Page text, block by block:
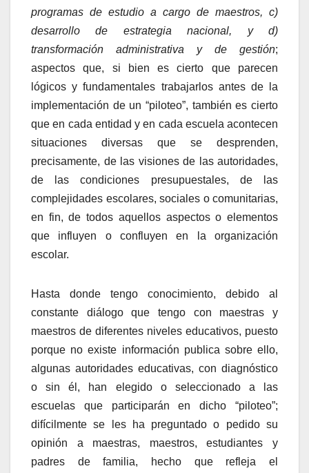
programas de estudio a cargo de maestros, c)
desarrollo de estrategia nacional, y d)
transformación administrativa y de gestión;
aspectos que, si bien es cierto que parecen
lógicos y fundamentales trabajarlos antes de la
implementación de un “piloteo”, también es cierto
que en cada entidad y en cada escuela acontecen
situaciones diversas que se desprenden,
precisamente, de las visiones de las autoridades,
de las condiciones presupuestales, de las
complejidades escolares, sociales o comunitarias,
en fin, de todos aquellos aspectos o elementos
que influyen o confluyen en la organización
escolar.
Hasta donde tengo conocimiento, debido al
constante diálogo que tengo con maestras y
maestros de diferentes niveles educativos, puesto
porque no existe información publica sobre ello,
algunas autoridades educativas, con diagnóstico
o sin él, han elegido o seleccionado a las
escuelas que participarán en dicho “piloteo”;
difícilmente se les ha preguntado o pedido su
opinión a maestras, maestros, estudiantes y
padres de familia, hecho que refleja el